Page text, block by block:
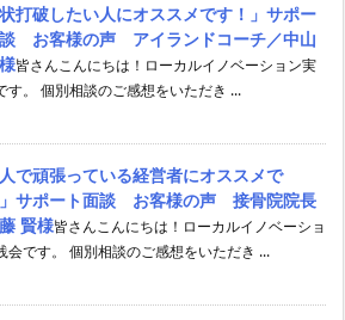
状打破したい人にオススメです！」サポー
談 お客様の声 アイランドコーチ／中山
皆さんこんにちは！ローカルイノベーション実
す。 個別相談のご感想をいただき ...
人で頑張っている経営者にオススメで
サポート面談 お客様の声 接骨院院長
賢様皆さんこんにちは！ローカルイノベーショ
会です。 個別相談のご感想をいただき ...